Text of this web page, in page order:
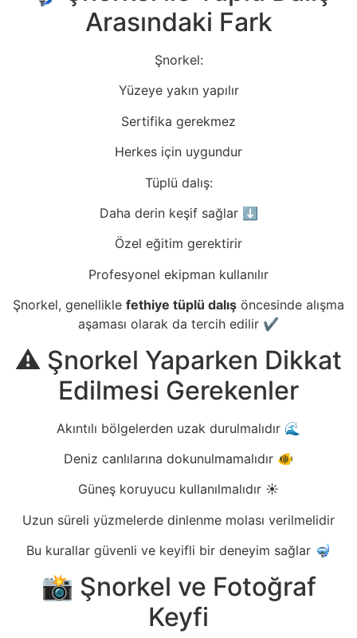
Arasındaki Fark
Şnorkel:
Yüzeye yakın yapılır
Sertifika gerekmez
Herkes için uygundur
Tüplü dalış:
Daha derin keşif sağlar ⬇️
Özel eğitim gerektirir
Profesyonel ekipman kullanılır
Şnorkel, genellikle fethiye tüplü dalış öncesinde alışma
aşaması olarak da tercih edilir ✔️
⚠️ Şnorkel Yaparken Dikkat
Edilmesi Gerekenler
Akıntılı bölgelerden uzak durulmalıdır 🌊
Deniz canlılarına dokunulmamalıdır 🐠
Güneş koruyucu kullanılmalıdır ☀️
Uzun süreli yüzmelerde dinlenme molası verilmelidir
Bu kurallar güvenli ve keyifli bir deneyim sağlar 🤿
📸 Şnorkel ve Fotoğraf
Keyfi